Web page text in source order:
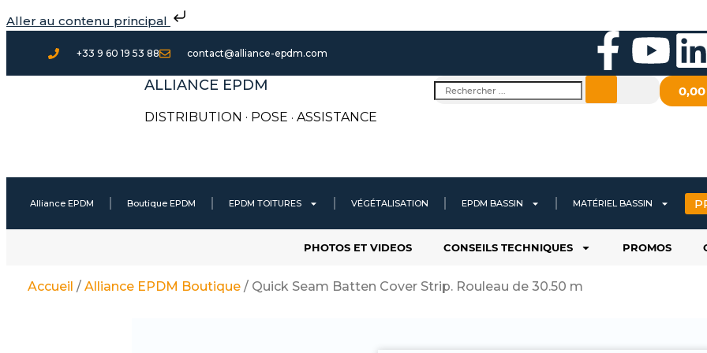
Aller au contenu principal
au
contenu
+33 9 60 19 53 88 contact@alliance-epdm.com
F
a
e
b
o
Y
o
t
u
b
i
ALLIANCE EPDM
DISTRIBUTION · POSE · ASSISTANCE
Rechercher
Alliance EPDM Boutique EPDM EPDM TOITURES VÉGÉTALISATION EPDM BASSIN MATÉRIEL BASSIN
PHOTOS ET VIDEOS CONSEILS TECHNIQUES PROMOS
Accueil / Alliance EPDM Boutique/ Quick Seam Batten Cover Strip. Rouleau de 30.50 m